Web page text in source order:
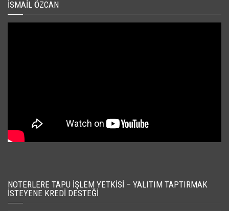
İSMAIL ÖZCAN
NOTERLERE TAPU İŞLEM YETKISI – YALITIM TAPTIRMAK
İSTEYENE KREDI DESTEĞI